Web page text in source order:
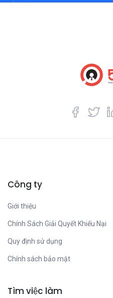
Công ty
Giới thiệu
Chính Sách Giải Quyết Khiếu Nại
Quy định sử dụng
Chính sách bảo mật
Tìm việc làm